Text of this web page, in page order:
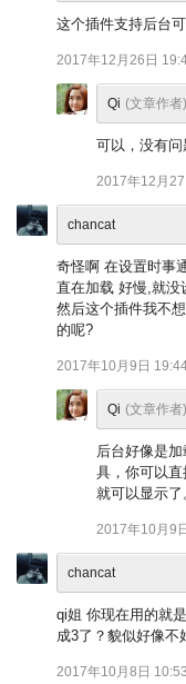
这个插件支持后台
2017年12月26日
Qi (文章作者)
可以，没有问
2017年12月
chancat
奇怪啊 在设置时事
直在加载 好慢,就没
然后这个插件我不
的呢?
2017年10月9日
Qi (文章作者)
后台好像是
具，你可以
就可以显示了
2017年10月9
chancat
qi姐 你现在用的就
成3了？貌似好像不
2017年10月8日 10:53